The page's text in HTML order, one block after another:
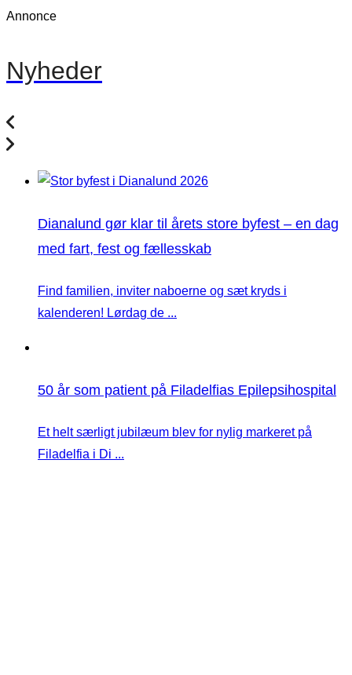
Annonce
Nyheder
Dianalund gør klar til årets store byfest – en dag
med fart, fest og fællesskab
Find familien, inviter naboerne og sæt kryds i
kalenderen! Lørdag de ...
50 år som patient på Filadelfias Epilepsihospital
Et helt særligt jubilæum blev for nylig markeret på
Filadelfia i Di ...